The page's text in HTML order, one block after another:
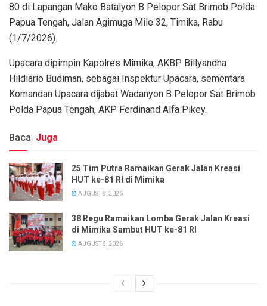
80 di Lapangan Mako Batalyon B Pelopor Sat Brimob Polda
Papua Tengah, Jalan Agimuga Mile 32, Timika, Rabu
(1/7/2026).
Upacara dipimpin Kapolres Mimika, AKBP Billyandha
Hildiario Budiman, sebagai Inspektur Upacara, sementara
Komandan Upacara dijabat Wadanyon B Pelopor Sat Brimob
Polda Papua Tengah, AKP Ferdinand Alfa Pikey.
Baca Juga
25 Tim Putra Ramaikan Gerak Jalan Kreasi
HUT ke-81 RI di Mimika
AUGUST 8, 2026
38 Regu Ramaikan Lomba Gerak Jalan Kreasi
di Mimika Sambut HUT ke-81 RI
AUGUST 8, 2026